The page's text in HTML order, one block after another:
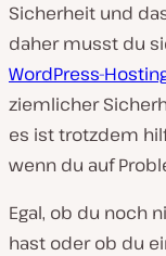
Sicherheit und
daher musst du
WordPress-
ziemlicher
es ist trotzdem
wenn du auf
Egal, ob du noch
hast oder ob du